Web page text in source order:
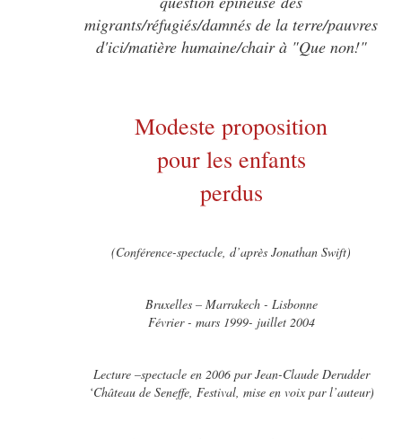
migrants/réfugiés/damnés de la terre/pauvres
d'ici/matière humaine/chair à "Que non!"
Modeste proposition
pour les enfants
perdus
(Conférence-spectacle, d’après Jonathan Swift)
Bruxelles – Marrakech - Lisbonne
Février - mars 1999- juillet 2004
Lecture –spectacle en 2006 par Jean-Claude Derudder
‘Château de Seneffe, Festival, mise en voix par l’auteur)